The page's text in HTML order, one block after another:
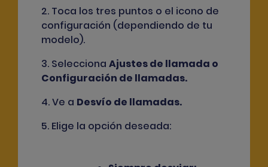
2. Toca los tres puntos o el icono de
configuración (dependiendo de tu
modelo).
3. Selecciona Ajustes de llamada o
Configuración de llamadas.
4. Ve a Desvío de llamadas.
5. Elige la opción deseada: